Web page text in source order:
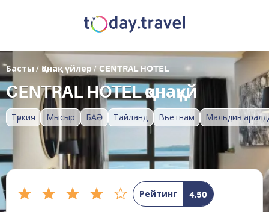
Түркия Мысыр БАӘ Тайланд Вьетнам Мальдив
Басты / Қонақ үйлер/ CENTRAL HOTEL
CENTRAL HOTEL қонақүй
Рейтинг 4.50